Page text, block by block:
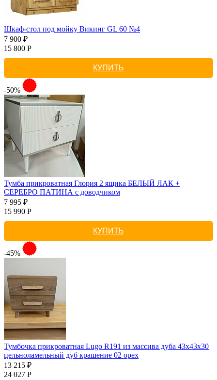
Шкаф-стол под мойку Викинг GL 60 №4
7 900 ₽
15 800 Р
КУПИТЬ
-50%
Тумба прикроватная Глория 2 ящика БЕЛЫЙ ЛАК +
СЕРЕБРО ПАТИНА с доводчиком
7 995 ₽
15 990 Р
КУПИТЬ
-45%
Тумбочка прикроватная Lugo R191 из массива дуба 43х43х30
цельноламельный дуб крашение 02 орех
13 215 ₽
24 027 Р